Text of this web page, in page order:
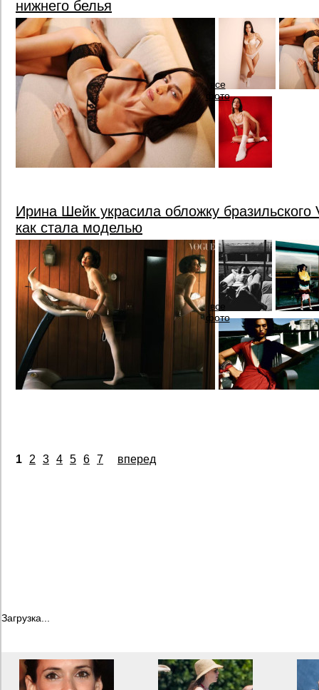
нижнего белья
все
фото
Ирина Шейк украсила обложку бразильского
как стала моделью
все
фото
1 2 3 4 5 6 7 вперед
Загрузка...